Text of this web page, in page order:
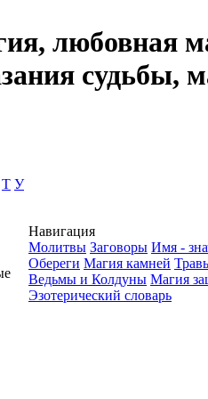
любовная
судьбы,
Т У
Навигация
Молитвы Заговоры Имя -
Обереги Магия камней
Ведьмы и Колдуны Магия
Эзотерический словарь